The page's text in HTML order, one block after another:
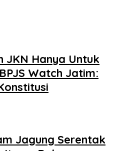
JKN Hanya Untuk
Watch Jatim:
Jagung Serentak